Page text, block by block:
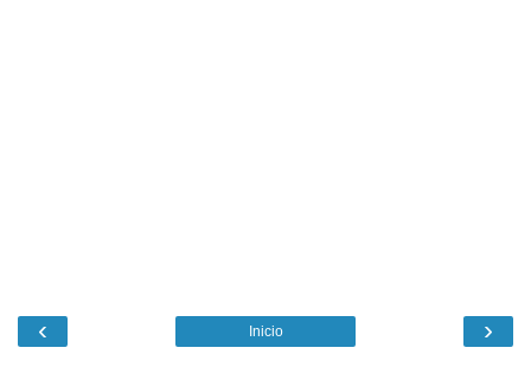
‹ ›
Inicio